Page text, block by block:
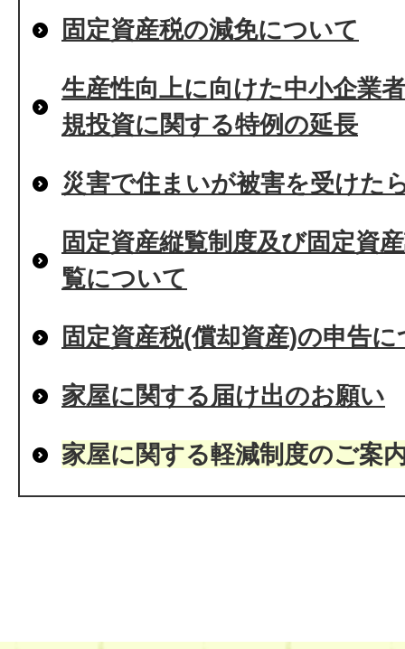
固定資産税の減免について
生産性向上に向けた中小企業
規投資に関する特例の延長
災害で住まいが被害を受けた
固定資産縦覧制度及び固定資
覧について
固定資産税(償却資産)の申告
家屋に関する届け出のお願い
家屋に関する軽減制度のご案